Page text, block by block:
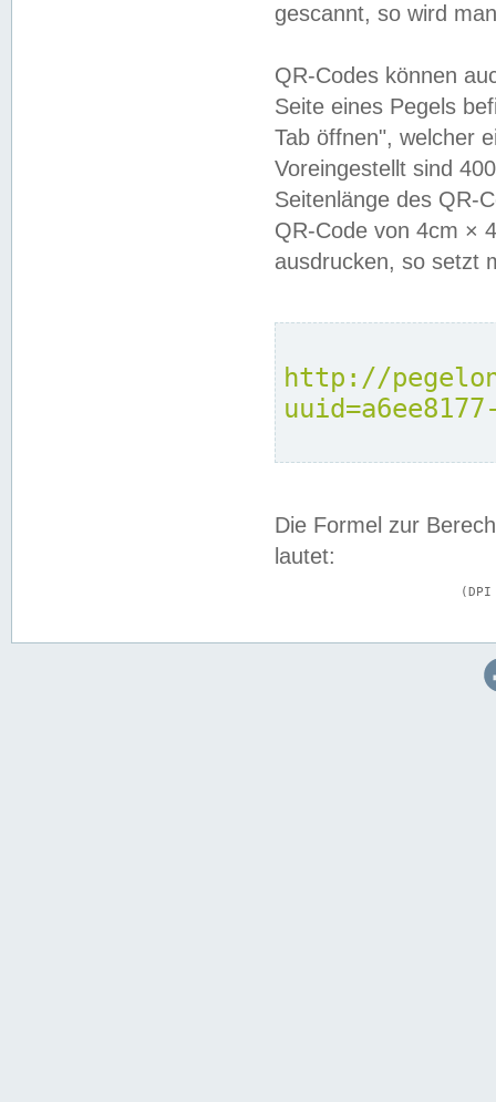
gescannt, so wird
QR-Codes können
Seite eines Pegels
Tab öffnen", welcher
Voreingestellt sind
Seitenlänge des QR-
QR-Code von 4cm ×
ausdrucken, so setzt
http://
Die Formel zur
lautet: